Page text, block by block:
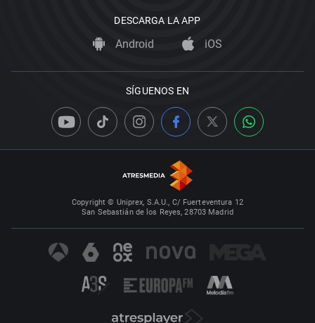
DESCARGA LA APP
Android iOS
SÍGUENOS EN
Copyright © Uniprex, S.A.U., C/ Fuerteventura 12
San Sebastián de los Reyes, 28703 Madrid